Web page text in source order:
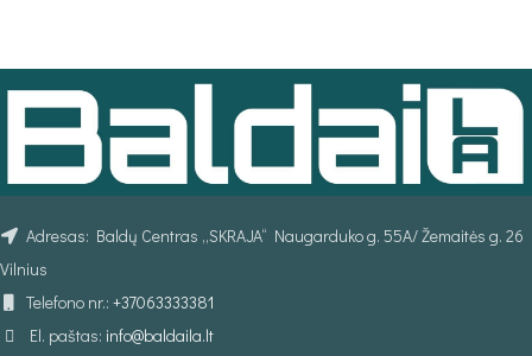
Adresas: Baldų Centras „SKRAJA“ Naugarduko g. 55A/ Žemaitės g. 26
Vilnius
Telefono nr.: +37063333381
El. paštas: info@baldaila.lt